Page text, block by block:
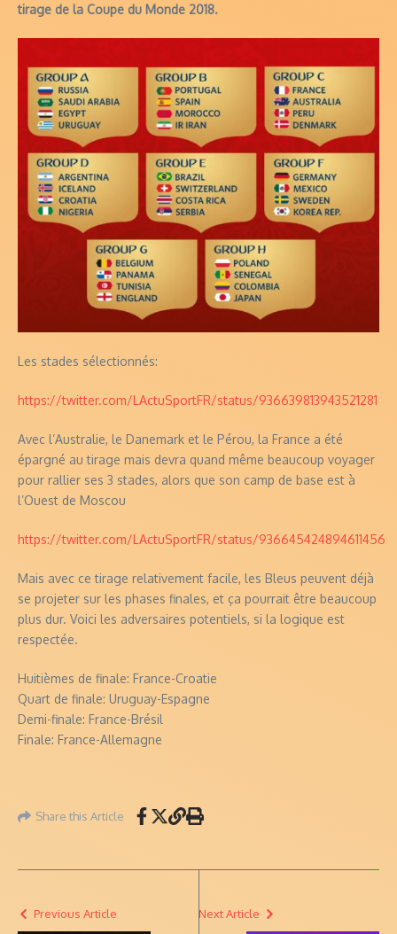
tirage de la Coupe du Monde 2018.
Les stades sélectionnés:
https://twitter.com/LActuSportFR/status/936639813943521281
Avec l’Australie, le Danemark et le Pérou, la France a été
épargné au tirage mais devra quand même beaucoup voyager
pour rallier ses 3 stades, alors que son camp de base est à
l’Ouest de Moscou
https://twitter.com/LActuSportFR/status/936645424894611456
Mais avec ce tirage relativement facile, les Bleus peuvent déjà
se projeter sur les phases finales, et ça pourrait être beaucoup
plus dur. Voici les adversaires potentiels, si la logique est
respectée.
Huitièmes de finale: France-Croatie
Quart de finale: Uruguay-Espagne
Demi-finale: France-Brésil
Finale: France-Allemagne
Share this Article
Previous Article Next Article